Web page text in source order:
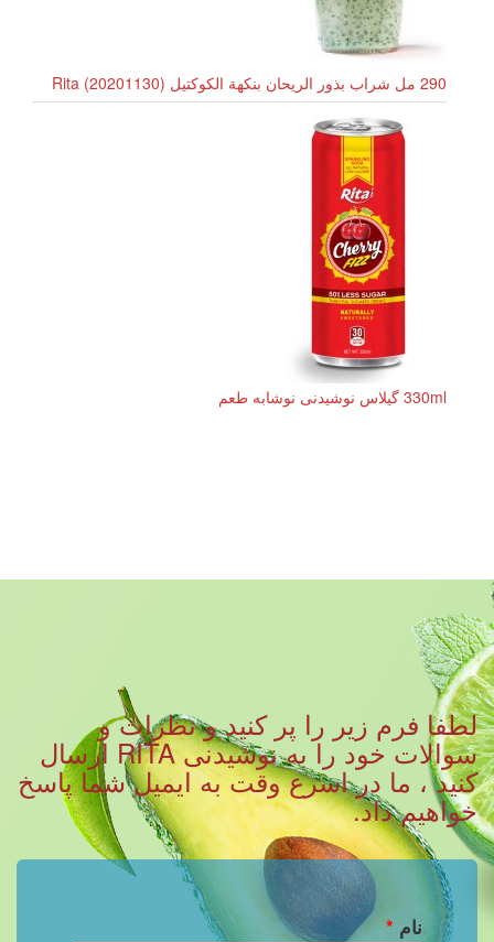
290 مل شراب بذور الريحان بنكهة الكوكتيل Rita (20201130)
330ml گیلاس نوشیدنی نوشابه طعم
لطفا فرم زیر را پر کنید و نظرات و
سوالات خود را به نوشیدنی RITA ارسال
کنید ، ما در اسرع وقت به ایمیل شما پاسخ
خواهیم داد.
نام *